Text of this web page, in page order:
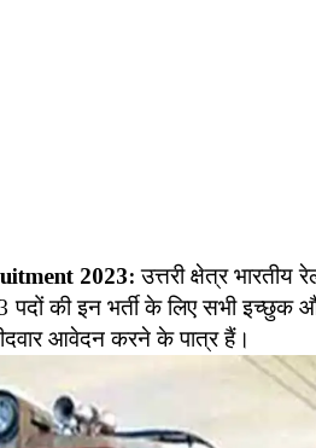
2023: उत्तरी क्षेत्र भारतीय
पदों की इन भर्ती के लिए सभी
आवेदन करने के पात्र हैं।